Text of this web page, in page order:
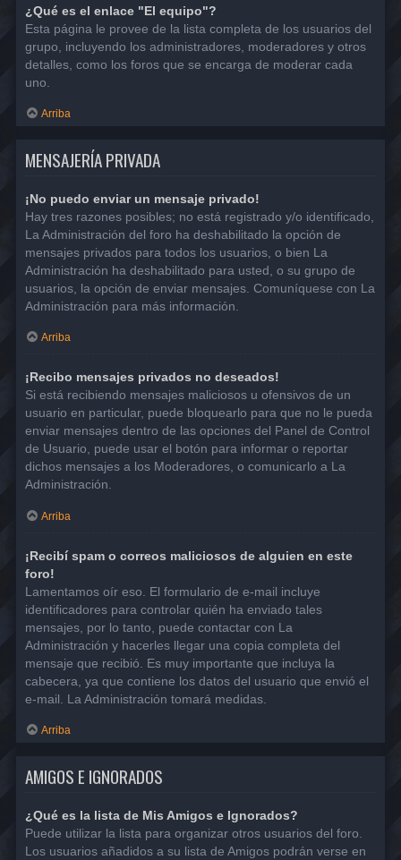
¿Qué es el enlace "El equipo"?
Esta página le provee de la lista completa de los usuarios del
grupo, incluyendo los administradores, moderadores y otros
detalles, como los foros que se encarga de moderar cada
uno.
Arriba
MENSAJERÍA PRIVADA
¡No puedo enviar un mensaje privado!
Hay tres razones posibles; no está registrado y/o identificado,
La Administración del foro ha deshabilitado la opción de
mensajes privados para todos los usuarios, o bien La
Administración ha deshabilitado para usted, o su grupo de
usuarios, la opción de enviar mensajes. Comuníquese con La
Administración para más información.
Arriba
¡Recibo mensajes privados no deseados!
Si está recibiendo mensajes maliciosos u ofensivos de un
usuario en particular, puede bloquearlo para que no le pueda
enviar mensajes dentro de las opciones del Panel de Control
de Usuario, puede usar el botón para informar o reportar
dichos mensajes a los Moderadores, o comunicarlo a La
Administración.
Arriba
¡Recibí spam o correos maliciosos de alguien en este
foro!
Lamentamos oír eso. El formulario de e-mail incluye
identificadores para controlar quién ha enviado tales
mensajes, por lo tanto, puede contactar con La
Administración y hacerles llegar una copia completa del
mensaje que recibió. Es muy importante que incluya la
cabecera, ya que contiene los datos del usuario que envió el
e-mail. La Administración tomará medidas.
Arriba
AMIGOS E IGNORADOS
¿Qué es la lista de Mis Amigos e Ignorados?
Puede utilizar la lista para organizar otros usuarios del foro.
Los usuarios añadidos a su lista de Amigos podrán verse en